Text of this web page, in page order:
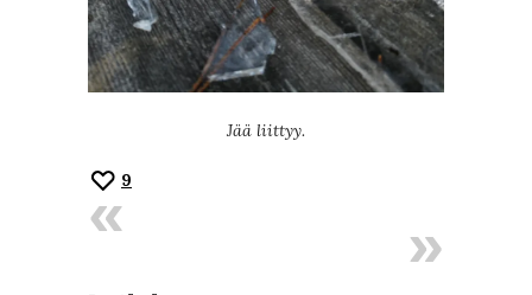
Jää liittyy.
9